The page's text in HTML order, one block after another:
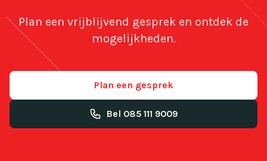
Plan een vrijblijvend gesprek en ontdek de
mogelijkheden.
Plan een gesprek
Bel 085 111 9009